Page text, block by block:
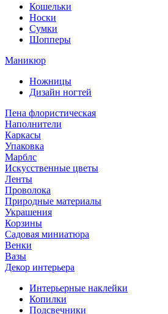
Кошельки
Носки
Сумки
Шопперы
Маникюр
Ножницы
Дизайн ногтей
Пена флористическая
Наполнители
Каркасы
Упаковка
Марблс
Искусственные цветы
Ленты
Проволока
Природные материалы
Украшения
Корзины
Садовая миниатюра
Венки
Вазы
Декор интерьера
Интерьерные наклейки
Копилки
Подсвечники